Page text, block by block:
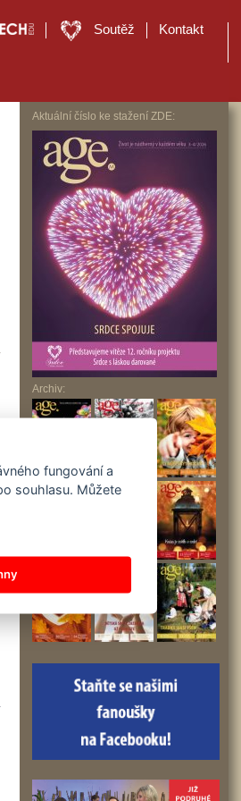
Soutěž Kontakt
Aktuální číslo ke stažení ZDE:
Archiv:
fungování a
souhlasu. Můžete